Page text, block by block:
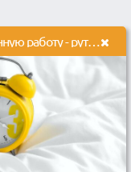
Выполню рутинную работу - рутинщик